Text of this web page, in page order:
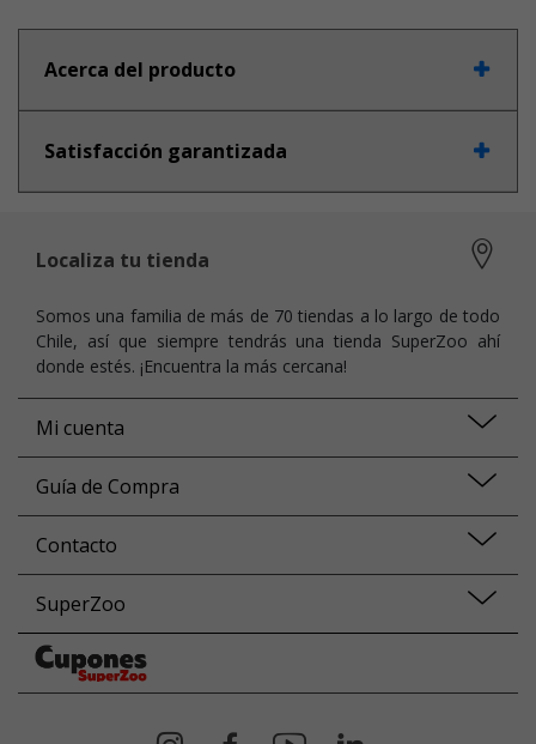
Acerca del producto
Satisfacción garantizada
Localiza tu tienda
Somos una familia de más de 70 tiendas a lo largo de todo
Chile, así que siempre tendrás una tienda SuperZoo ahí
donde estés. ¡Encuentra la más cercana!
Mi cuenta
Guía de Compra
Contacto
SuperZoo